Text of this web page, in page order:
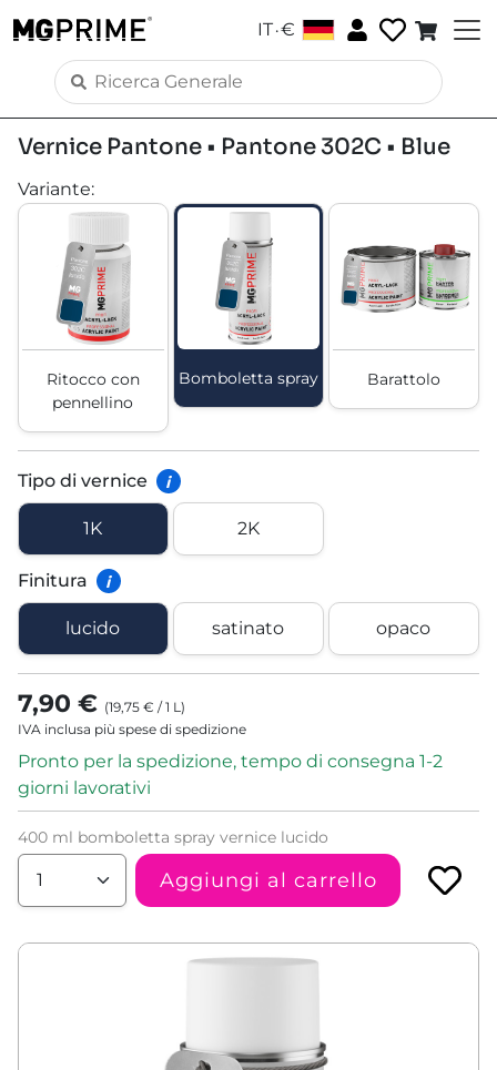
IT.€
Vernice Pantone • Pantone 302C • Blue
Variante:
Ritocco con
pennellino
Bomboletta spray Barattolo
Tipo di vernice i
1K 2K
Finitura i
lucido satinato opaco
7,90 € (19,75 € /1 L )
IVA inclusa più spese di spedizione
Pronto per la spedizione, tempo di consegna 1-2
giorni lavorativi
400 ml bomboletta spray vernice lucido
Aggiungi al carrello